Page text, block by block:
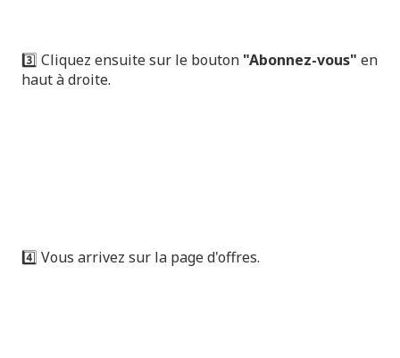
3️⃣ Cliquez ensuite sur le bouton "Abonnez-vous" en
haut à droite.
4️⃣ Vous arrivez sur la page d'offres.